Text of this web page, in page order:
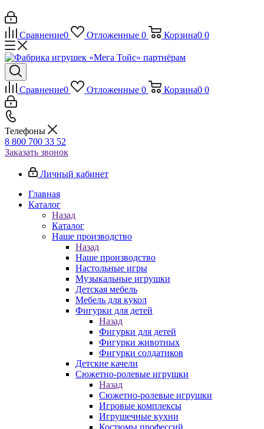
Сравнение0 Отложенные 0 Корзина0 0
Сравнение0 Отложенные 0 Корзина0 0
Телефоны
8 800 700 33 52
Заказать звонок
Личный кабинет
Главная
Каталог
Назад
Каталог
Наше производство
Назад
Наше производство
Настольные игры
Музыкальные игрушки
Детская мебель
Мебель для кукол
Фигурки для детей
Назад
Фигурки для детей
Фигурки животных
Фигурки солдатиков
Детские качели
Сюжетно-ролевые игрушки
Назад
Сюжетно-ролевые игрушки
Игровые комплексы
Игрушечные кухни
Костюмы профессий